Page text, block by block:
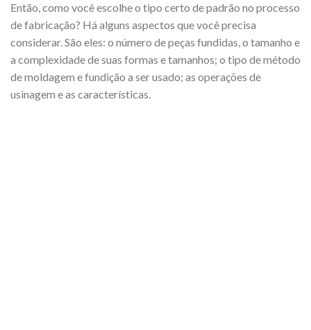
Então, como você escolhe o tipo certo de padrão no processo
de fabricação? Há alguns aspectos que você precisa
considerar. São eles: o número de peças fundidas, o tamanho e
a complexidade de suas formas e tamanhos; o tipo de método
de moldagem e fundição a ser usado; as operações de
usinagem e as características.